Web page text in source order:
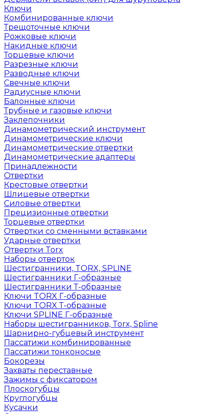
Ключи
Комбинированные ключи
Трещоточные ключи
Рожковые ключи
Накидные ключи
Торцевые ключи
Разрезные ключи
Разводные ключи
Свечные ключи
Радиусные ключи
Балонные ключи
Трубные и газовые ключи
Заклепочники
Динамометрический инструмент
Динамометрические ключи
Динамометрические отвертки
Динамометрические адаптеры
Принадлежности
Отвертки
Крестовые отвертки
Шлицевые отвертки
Силовые отвертки
Прецизионные отвертки
Торцевые отвертки
Отвертки со сменными вставками
Ударные отвертки
Отвертки Torx
Наборы отверток
Шестигранники, TORX, SPLINE
Шестигранники Г-образные
Шестигранники Т-образные
Ключи TORX Г-образные
Ключи TORX Т-образные
Ключи SPLINE Г-образные
Наборы шестигранников, Torx, Spline
Шарнирно-губцевый инструмент
Пассатижи комбинированные
Пассатижи тонконосые
Бокорезы
Захваты переставные
Зажимы с фиксатором
Плоскогубцы
Круглогубцы
Кусачки